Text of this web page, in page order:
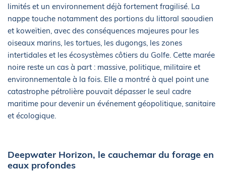
limités et un environnement déjà fortement fragilisé. La
nappe touche notamment des portions du littoral saoudien
et koweïtien, avec des conséquences majeures pour les
oiseaux marins, les tortues, les dugongs, les zones
intertidales et les écosystèmes côtiers du Golfe. Cette marée
noire reste un cas à part : massive, politique, militaire et
environnementale à la fois. Elle a montré à quel point une
catastrophe pétrolière pouvait dépasser le seul cadre
maritime pour devenir un événement géopolitique, sanitaire
et écologique.
Deepwater Horizon, le cauchemar du forage en
eaux profondes